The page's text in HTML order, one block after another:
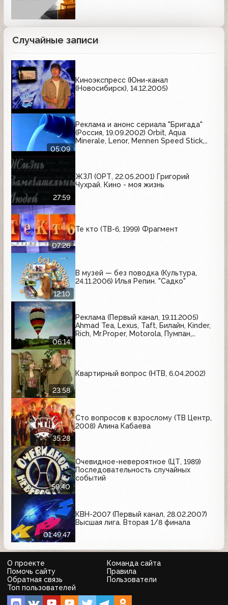
Случайные записи
Киноэкспресс (Юни-канал
(Новосибирск), 14.12.2005)
05:09
Реклама и анонс сериала "Бригада"
(Россия, 19.09.2002) Orbit, Aqua
Minerale, Lenor, Mennen Speed Stick,
27:59
ЖЗЛ (ОРТ, 22.05.2001) Григорий
Чухрай. Кино - моя жизнь
07:26
Те кто (ТВ-6, 1999) Фрагмент
12:10
В музей — без поводка (Культура,
24.11.2006) Илья Репин. "Садко"
06:14
Реклама (Первый канал, 19.11.2005)
Ahmad Tea, Lexus, Taft, Билайн, Kinder,
Rich, Mr.Proper, Motorola, Пумпан,
23:58
Квартирный вопрос (НТВ, 6.04.2002)
35:28
Сто вопросов к взрослому (ТВ Центр,
2008) Алина Кабаева
59:40
Очевидное-невероятное (ЦТ, 1989)
Последовательность случайных
событий
01:49:47
КВН-2007 (Первый канал, 28.02.2007)
Высшая лига. Вторая 1/8 финала
О проекте
Команда сайта
Помочь сайту
Правила
Обратная связь
Пользователи
Топ пользователей